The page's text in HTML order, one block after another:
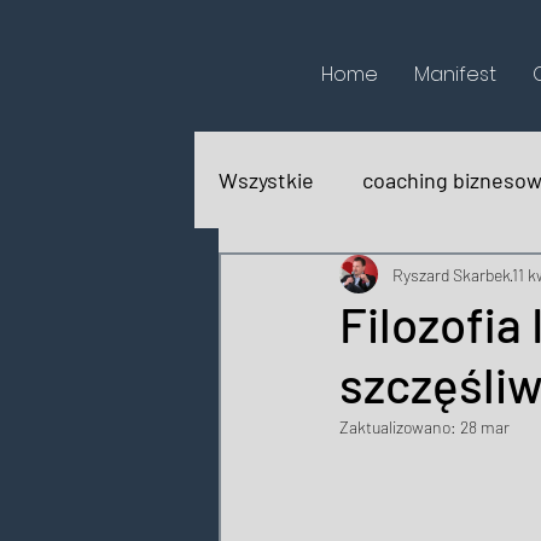
Home Manifest
Wszystkie coaching
biografie recenzje
Filozofia
Ryszard Skarbek11
Zaktualizowano: 28 mar